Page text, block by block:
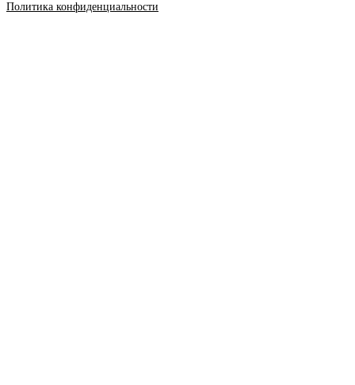
Политика конфиденциальности